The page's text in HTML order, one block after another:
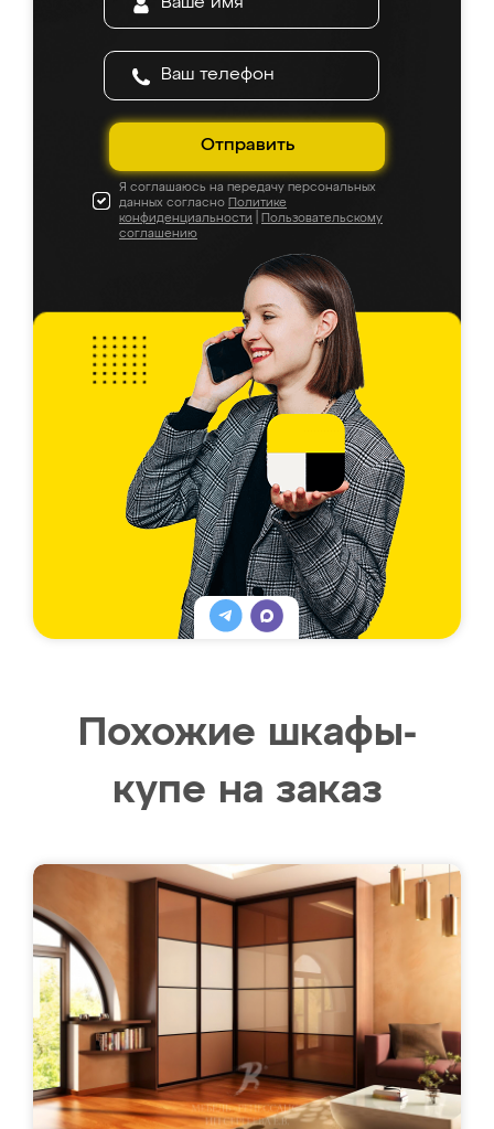
Отправить
Я соглашаюсь на передачу персональных
данных согласно Политике
конфиденциальности
Пользовательскому
соглашению
Похожие шкафы-
купе на заказ